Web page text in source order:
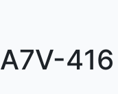
A7V-416